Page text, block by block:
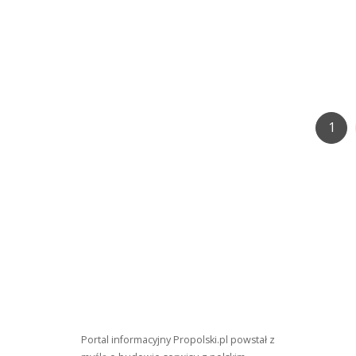
1
Portal informacyjny Propolski.pl powstał z